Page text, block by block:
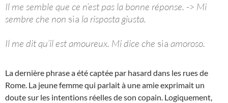
Il me semble que ce n’est pas la bonne réponse. -> Mi
sembre che non sia la risposta giusta.
Il me dit qu’il est amoureux. Mi dice che sia amoroso.
La dernière phrase a été captée par hasard dans les rues de
Rome. La jeune femme qui parlait à une amie exprimait un
doute sur les intentions réelles de son copain. Logiquement,